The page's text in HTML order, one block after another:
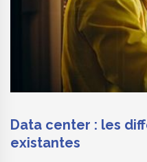
Data center : les
existantes